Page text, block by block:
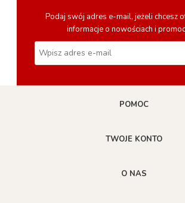
Podaj swój adres e-mail, jeżeli chcesz
informacje o nowościach i
POMOC
TWOJE KONTO
O NAS